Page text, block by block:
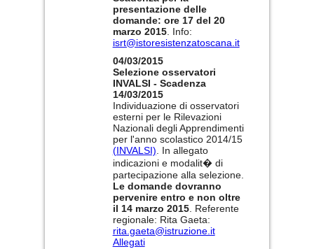
presentazione delle
domande: ore 17 del 20
marzo 2015. Info:
isrt@istoresistenzatoscana.it
04/03/2015
Selezione osservatori
INVALSI - Scadenza
14/03/2015
Individuazione di osservatori
esterni per le Rilevazioni
Nazionali degli Apprendimenti
per l'anno scolastico 2014/15
(INVALSI). In allegato
indicazioni e modalit� di
partecipazione alla selezione.
Le domande dovranno
pervenire entro e non oltre
il 14 marzo 2015. Referente
regionale: Rita Gaeta:
rita.gaeta@istruzione.it
Allegati